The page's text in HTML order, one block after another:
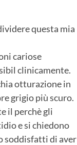
questa mia
cariose
clinicamente.
otturazione in
grigio più scuro.
il perchè gli
e si chiedono
soddisfatti di aver